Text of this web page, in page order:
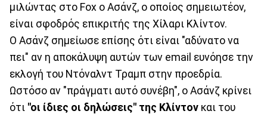
μιλώντας στο Fox ο Ασάνζ, ο οποίος σημειωτέον,
είναι σφοδρός επικριτής της Χίλαρι Κλίντον.
Ο Ασάνζ σημείωσε επίσης ότι είναι "αδύνατο να
πει" αν η αποκάλυψη αυτών των email ευνόησε την
εκλογή του Ντόναλντ Τραμπ στην προεδρία.
Ωστόσο αν "πράγματι αυτό συνέβη", ο Ασάνζ κρίνει
ότι "οι ίδιες οι δηλώσεις" της Κλίντον και του